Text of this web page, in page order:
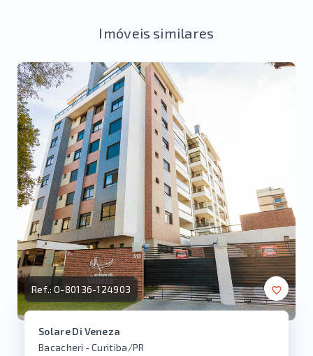
Imóveis similares
Ref.:O-80136-124903
Solare Di Veneza
Bacacheri - Curitiba/PR